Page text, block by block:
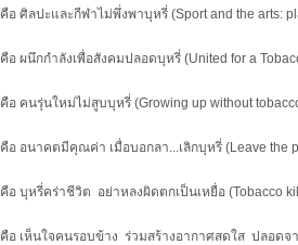
คือ ศิลปะและกีฬาไม่พึ่งพาบุหรี่ (Sport and the arts:
คือ ผนึกกำลังเพื่อสังคมปลอดบุหรี่ (United for a
คือ คนรุ่นใหม่ไม่สูบบุหรี่ (Growing up without
คือ อนาคตมีคุณค่า เมื่อบอกลา...เลิกบุหรี่ (Leave the
คือ บุหรี่คร่าชีวิต อย่าหลงผิดตกเป็นเหยื่อ (Tobacco
คือ เห็นใจคนรอบข้าง ร่วมสร้างอากาศสดใส ปลอดจ